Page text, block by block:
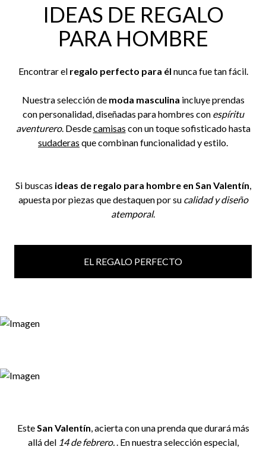
IDEAS DE REGALO
PARA HOMBRE
Encontrar el regalo perfecto para él nunca fue tan fácil.
Nuestra selección de moda masculina incluye prendas
con personalidad, diseñadas para hombres con espíritu
aventurero. Desdecamisas con un toque sofisticado hasta
sudaderas que combinan funcionalidad y estilo.
Si buscas ideas de regalo para hombre en San Valentín,
apuesta por piezas que destaquen por su calidad y diseño
atemporal.
EL REGALO PERFECTO
EsteSan Valentín, acierta con una prenda que durará más
allá del 14 de febrero.. En nuestra selección especial,